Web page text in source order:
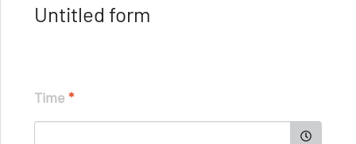
Untitled form
Time *